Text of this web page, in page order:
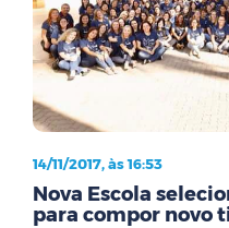
14/11/2017, às 16:53
Nova Escola
para compor novo